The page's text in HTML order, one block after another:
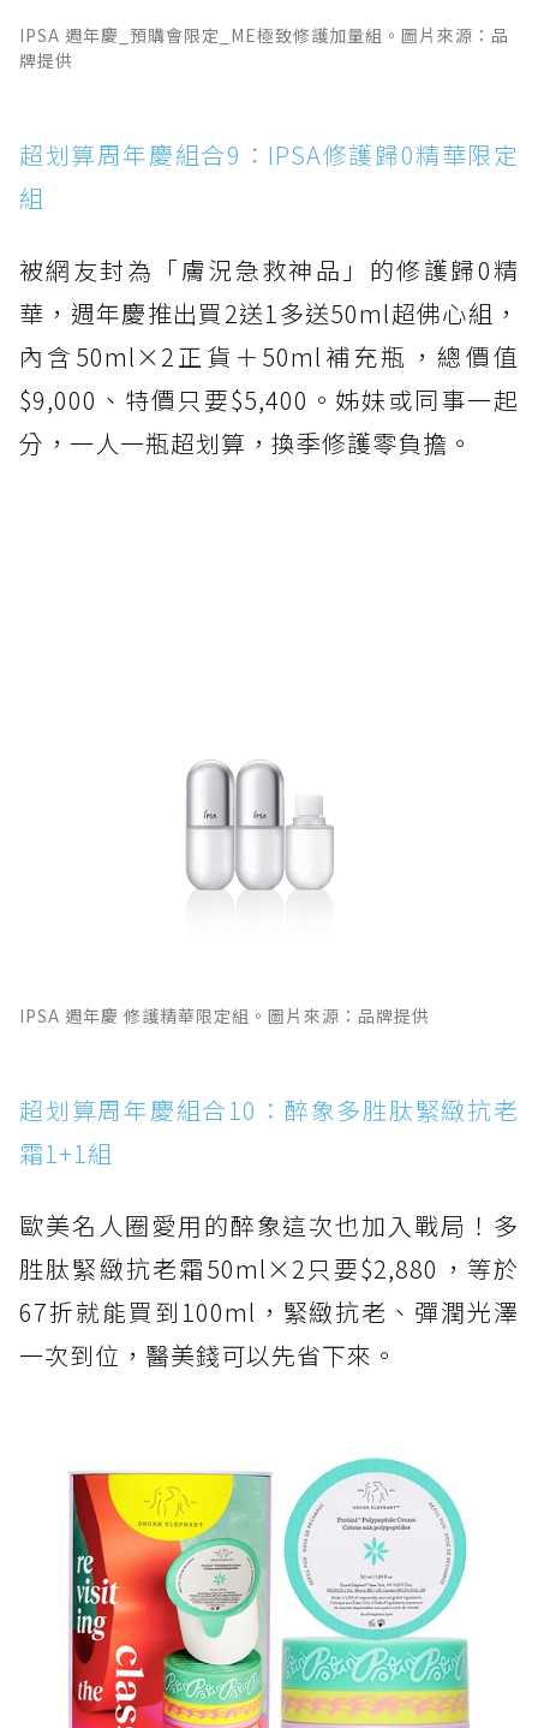
IPSA 週年慶_預購會限定_ME極致修護加量組。圖片來源：品
牌提供
超划算周年慶組合9：IPSA修護歸0精華限定
組
被網友封為「膚況急救神品」的修護歸0精
華，週年慶推出買2送1多送50ml超佛心組，
內含50ml×2正貨＋50ml補充瓶，總價值
$9,000、特價只要$5,400。姊妹或同事一起
分，一人一瓶超划算，換季修護零負擔。
IPSA 週年慶 修護精華限定組。圖片來源：品牌提供
超划算周年慶組合10：醉象多胜肽緊緻抗老
霜1+1組
歐美名人圈愛用的醉象這次也加入戰局！多
胜肽緊緻抗老霜50ml×2只要$2,880，等於
67折就能買到100ml，緊緻抗老、彈潤光澤
一次到位，醫美錢可以先省下來。